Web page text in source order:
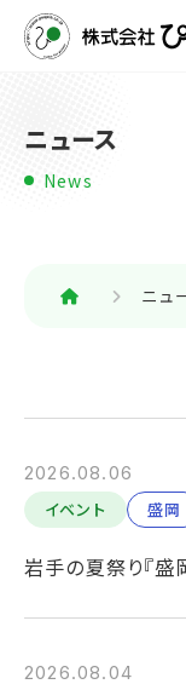
ニュース
News
ニュ
2026.08.06
イベント
盛岡
岩手の夏祭り『盛
2026.08.04